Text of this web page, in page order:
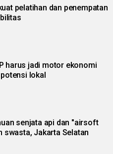
pelatihan dan penempatan
harus jadi motor ekonomi
lokal
senjata api dan "airsoft
swasta, Jakarta Selatan